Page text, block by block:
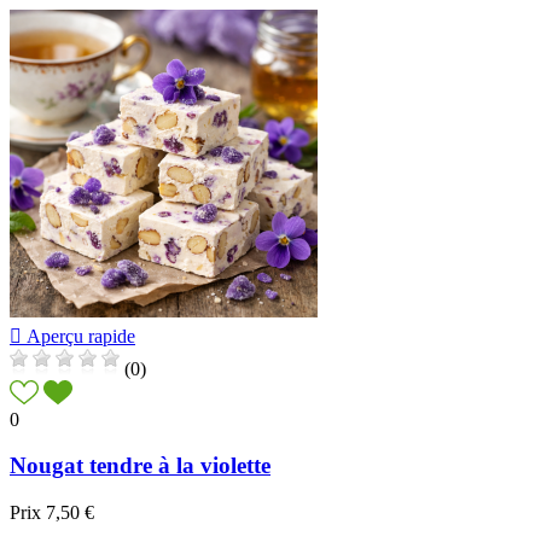
 Aperçu rapide
(0)
0
Nougat tendre à la violette
Prix 7,50 €